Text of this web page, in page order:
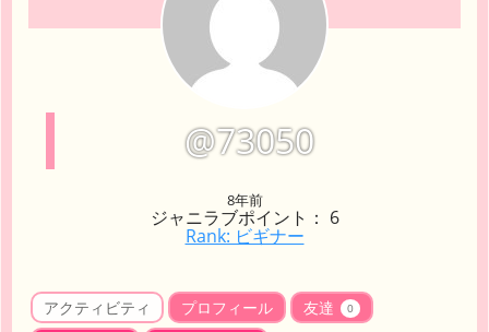
@73050
8年前
ジャニラブポイント： 6
Rank: ビギナー
アクティビティ プロフィール 友達 0